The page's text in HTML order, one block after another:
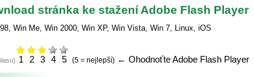
stránka ke stažení Adobe Flash Player
, Win Me, Win 2000, Win XP, Win Vista, Win 7, Linux, iOS
1 2 3 4 5 (5 = nejlepší) ← Ohodnoťte Adobe Flash Player